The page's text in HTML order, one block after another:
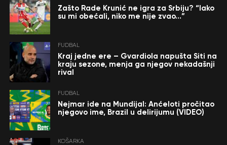
Zašto Rade Krunić ne igra za Srbiju? “Iako
su mi obećali, niko me nije zvao…”
FUDBAL
Kraj jedne ere – Gvardiola napušta Siti na
kraju sezone, menja ga njegov nekadašnji
rival
FUDBAL
Nejmar ide na Mundijal: Anćeloti pročitao
njegovo ime, Brazil u delirijumu (VIDEO)
KOŠARKA